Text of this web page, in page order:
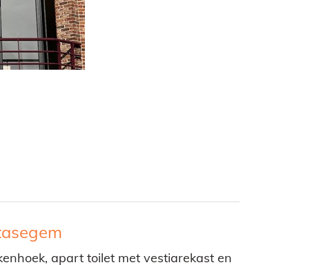
apart toilet met vestiarekast en